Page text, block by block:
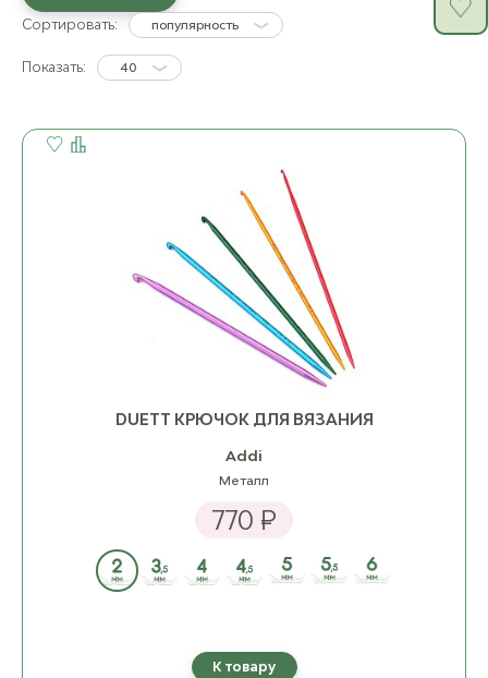
Сортировать: популярность
Показать: 40
DUETT КРЮЧОК ДЛЯ ВЯЗАНИЯ
Addi
Металл
770 ₽
К товару